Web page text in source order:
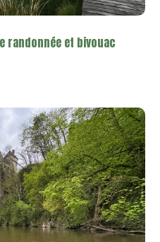
randonnée et bivouac